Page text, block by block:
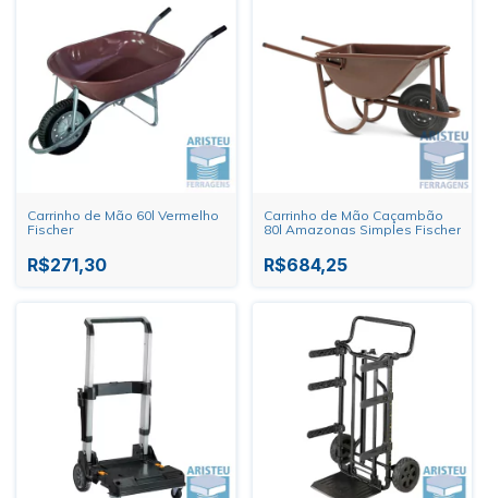
Carrinho de Mão 60l Vermelho
Fischer
R$271,30
Carrinho de Mão Caçambão
80l Amazonas Simples Fischer
R$684,25